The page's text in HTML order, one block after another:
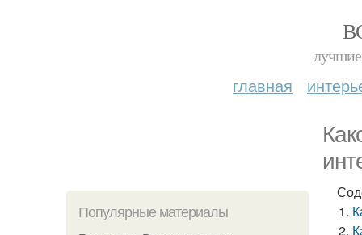
лучшие
главная
Популярные материалы